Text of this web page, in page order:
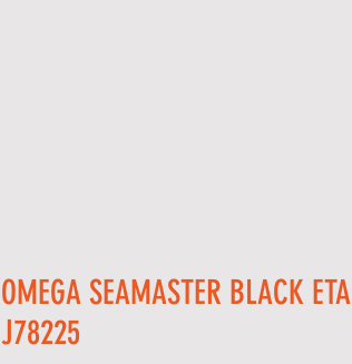
OMEGA SEAMASTER BLACK ETA
J78225